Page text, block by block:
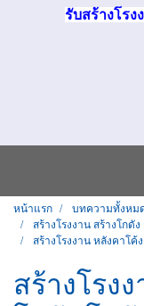
รับสร้างโรง
หน้าแรก
บทความทั้งหม
สร้างโรงงาน สร้างโกดั
สร้างโรงงาน หลังคาโค้
สร้างโรง